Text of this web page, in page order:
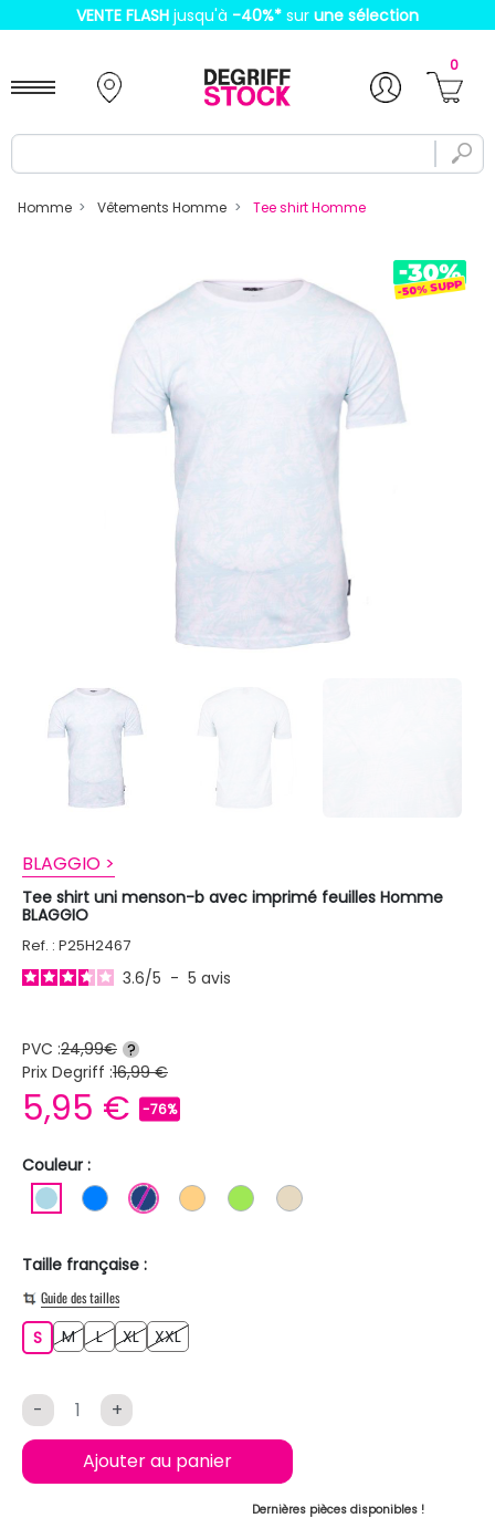
VENTE FLASH jusqu'à -40%* sur une sélection
0
Homme Vêtements Homme Tee shirt Homme
BLAGGIO >
Tee shirt uni menson-b avec imprimé feuilles Homme
BLAGGIO
Ref. : P25H2467
3.6/5 - 5 avis
PVC :24,99€ ?
Prix Degriff :16,99 €
5,95 € -76%
Couleur :
BLEU CLAIR
BLEU BLEU FONCEORANGE CLAIR
VERT CLAIR
BEIGE
Taille française :
Guide des tailles
SS MM LL XLXL XXLXXL
- +
Ajouter au panier
Dernières pièces disponibles !